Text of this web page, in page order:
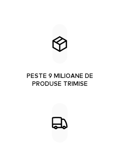
PESTE 9 MILIOANE DE
PRODUSE TRIMISE